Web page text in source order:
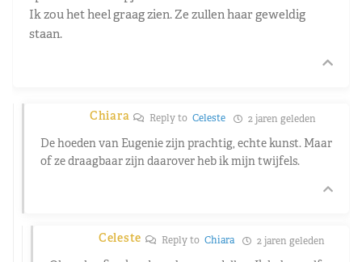
Ik zou het heel graag zien. Ze zullen haar geweldig
staan.
Chiara Reply toCeleste 2 jaren geleden
De hoeden van Eugenie zijn prachtig, echte kunst. Maar
of ze draagbaar zijn daarover heb ik mijn twijfels.
Celeste Reply to Chiara 2 jaren geleden